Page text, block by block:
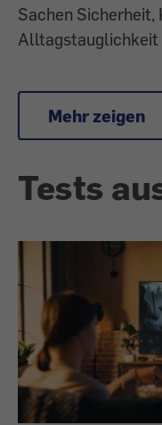
Sachen Sicherheit,
Alltagstauglichkeit
Mehr zeigen
Tests